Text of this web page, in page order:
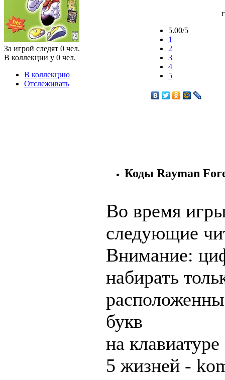
За игрой следят 0 чел.
В коллекции у 0 чел.
В коллекцию
Отслеживать
5.00/5
1
2
3
4
5
Коды Rayman
Во время
следующие
Внимание:
набирать
букв
на клавиатуре
5 жизней -